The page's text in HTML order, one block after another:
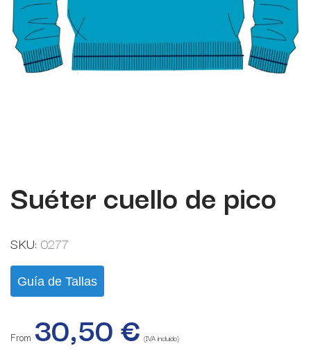
Suéter cuello de pico
SKU: 0277
Guía de Tallas
From 30,50€ (IVA incluido)